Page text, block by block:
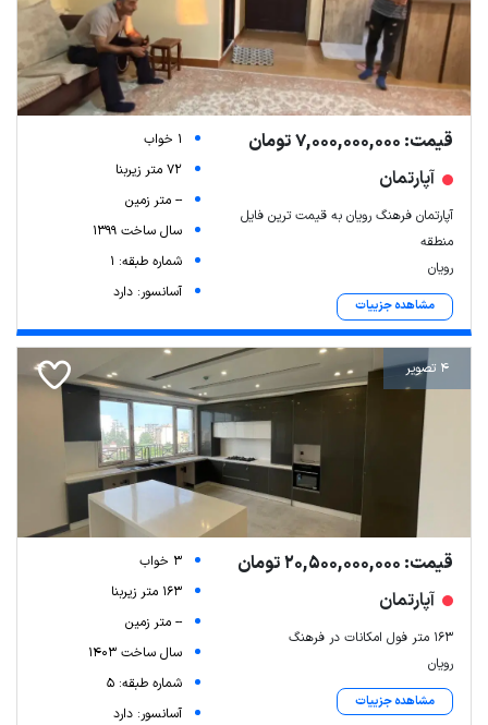
قیمت: 7,000,000,000 تومان
آپارتمان
آپارتمان فرهنگ رویان به قیمت ترین فایل
منطقه
رویان
مشاهده جزییات
1 خواب
72 متر زیربنا
-- متر زمین
سال ساخت 1399
شماره طبقه: 1
آسانسور: دارد
4 تصویر
قیمت: 20,500,000,000 تومان
آپارتمان
۱۶۳ متر فول امکانات در فرهنگ
رویان
مشاهده جزییات
3 خواب
163 متر زیربنا
-- متر زمین
سال ساخت 1403
شماره طبقه: 5
آسانسور: دارد